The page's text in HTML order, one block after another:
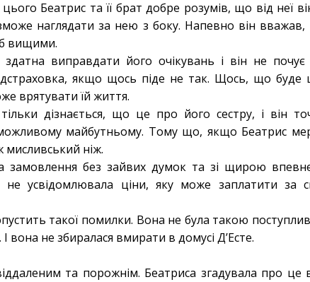
Беатрис та її брат добре розумів, що від неї
наглядати за нею з боку. Напевно він
вищими.
виправдати його очікувань і він не почує
якщо щось піде не так. Щось, що
врятувати їй життя.
дізнається, що це про його сестру, і він
майбутньому. Тому що, якщо Беатрис
мисливський ніж.
замовлення без зайвих думок та зі щирою
не усвідомлювала ціни, яку може заплатити за
такої помилки. Вона не була такою
не збиралася вмирати в домусі Д’Есте.
та порожнім. Беатриса згадувала про це